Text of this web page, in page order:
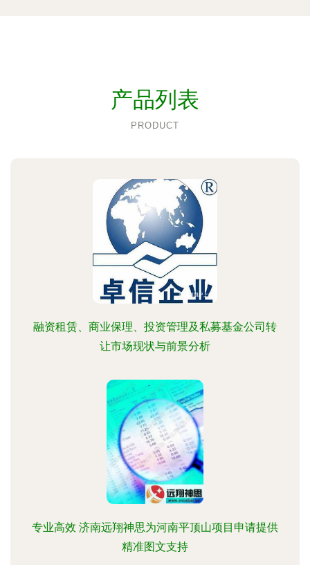
产品列表
PRODUCT
融资租赁、商业保理、投资管理及私募基金公司转
让市场现状与前景分析
专业高效 济南远翔神思为河南平顶山项目申请提供
精准图文支持